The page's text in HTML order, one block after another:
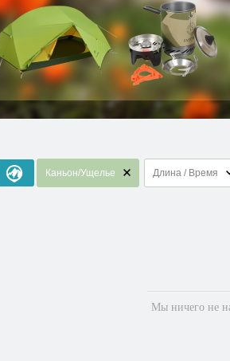
Каньон/Ущелье Длина / Время
Мы ничего не